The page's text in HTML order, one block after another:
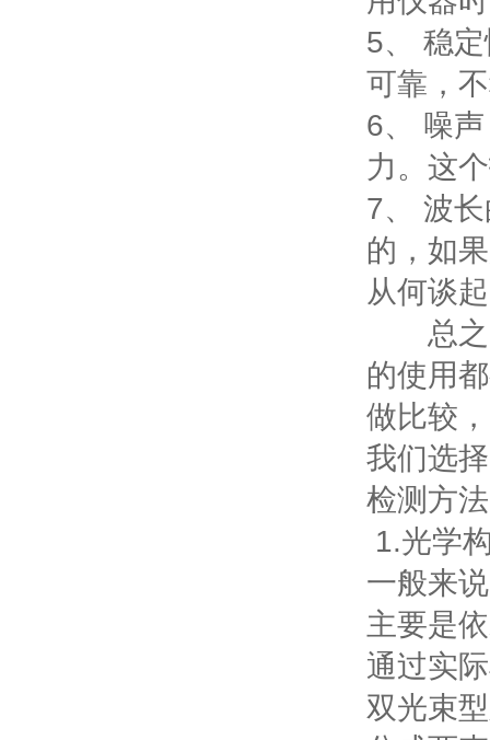
5、 稳
可靠，
6、 噪
力。这
7、 波
的，如
从何谈
总之，
的使用
做比较
我们选
检测方
1.光学
一般来
主要是
通过实
双光束